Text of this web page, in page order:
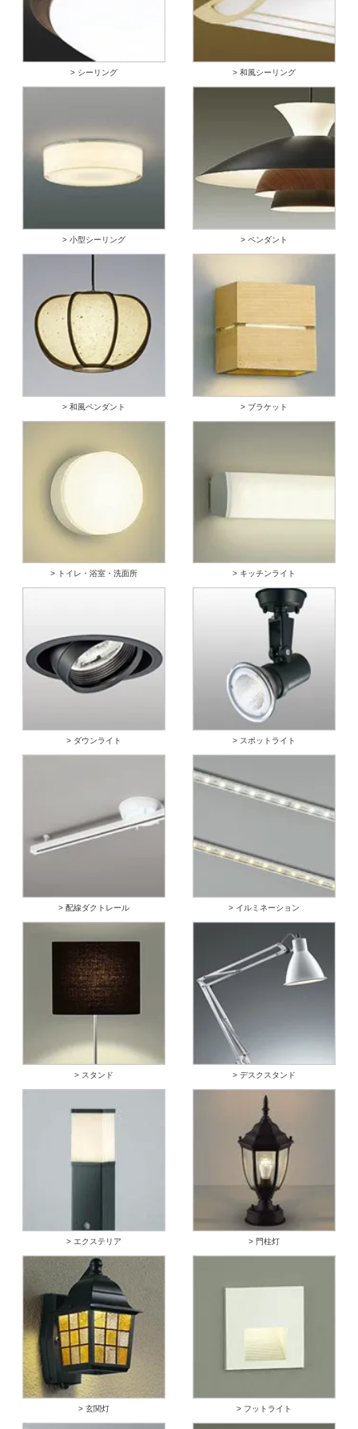
> シーリング > 和風シーリング
> 小型シーリング > ペンダント
> 和風ペンダント > ブラケット
> トイレ・浴室・洗面所 > キッチンライト
> ダウンライト > スポットライト
> 配線ダクトレール > イルミネーション
> スタンド > デスクスタンド
> エクステリア > 門柱灯
> 玄関灯 > フットライト